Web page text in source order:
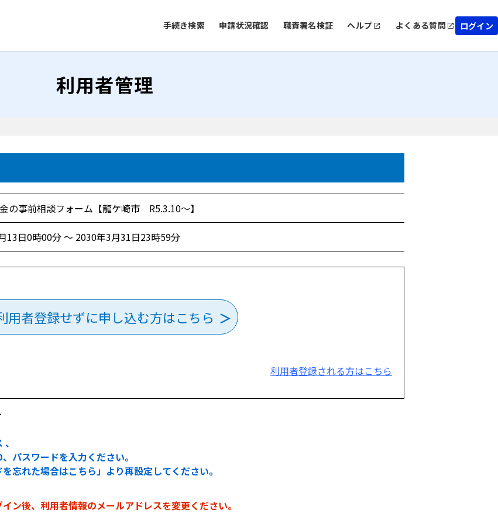
手続き検索 申請状況確認 職責署名検証 ヘルプ よくある質問 ログイン
利用者管理
の事前相談フォーム【龍ケ崎市 R5.3.10～】
13日0時00分 ～ 2030年3月31日23時59分
用者登録せずに申し込む方はこちら
利用者登録される方はこちら
パスワードを入力ください。
忘れた場合はこちら」より再設定してください。
ン後、利用者情報のメールアドレスを変更ください。